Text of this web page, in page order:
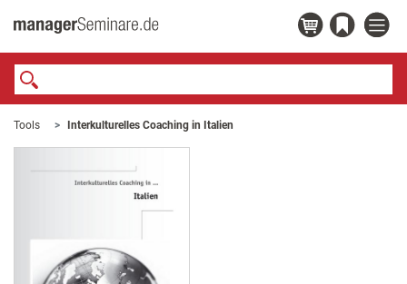
Tools Interkulturelles Coaching in Italien